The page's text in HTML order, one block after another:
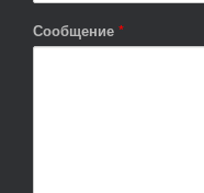
Сообщение *